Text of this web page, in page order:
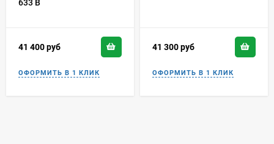
633 B
41 400руб 41 300руб